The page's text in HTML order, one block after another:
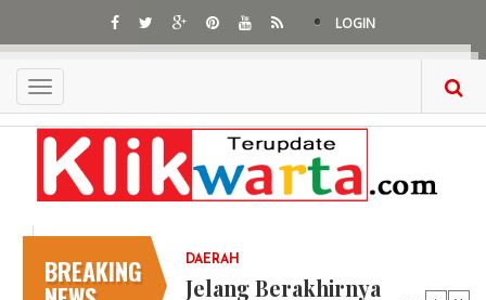
main
content
LOGIN
Toggle
navigation
BREAKING DAERAH
Jelang Berakhirnya